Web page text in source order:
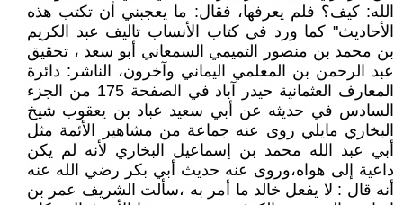
الله: كيف؟ فلم يعرفها، فقال: ما يعجبني أن تكتب هذه
الأحاديث" كما ورد في كتاب الأنساب تاليف عبد الكريم
بن محمد بن منصور التميمي السمعاني أبو سعد ، تحقيق
عبد الرحمن بن المعلمي اليماني وآخرون، الناشر: دائرة
المعارف العثمانية حيدر آباد في الصفحة 175 من الجزء
السادس في حديثه عن أبي سعيد عباد بن يعقوب شيخ
البخاري مايلي روى عنه جماعة من مشاهير الأئمة مثل
أبي عبد الله محمد بن إسماعيل البخاري لأنه لم يكن
داعية إلى هواه،وروى عنه حديث أبي بكر رضي الله عنه
أنه قال : لا يفعل خالد ما أمر به ،سألت الشريف عمر بن